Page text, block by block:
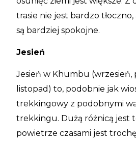
trasie nie jest bardzo
są bardziej spokojne.
Jesień
Jesień w Khumbu (wrzesień,
listopad) to, podobnie jak
trekkingowy z podobnymi
trekkingu. Dużą różnicą jest
powietrze czasami jest